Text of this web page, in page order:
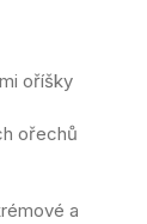
oříšky
ořechů
a